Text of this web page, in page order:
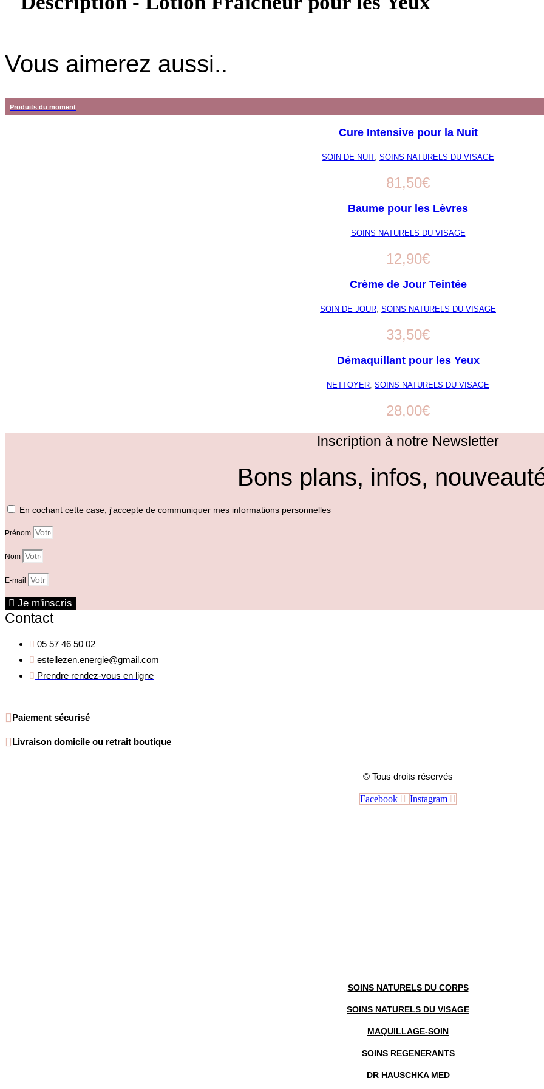
Vous aimerez aussi..
Produits du moment
Cure Intensive pour la Nuit
SOIN DE NUIT, SOINS NATURELS DU VISAGE
81,50€
Baume pour les Lèvres
SOINS NATURELS DU VISAGE
12,90€
Crème de Jour Teintée
SOIN DE JOUR SOINS NATURELS DU VISAGE
33,50€
Démaquillant pour les Yeux
NETTOYER SOINS NATURELS DU VISAGE
28,00€
Inscription à notre Newsletter
Bons plans, infos,
En cochant cette case, j'accepte de communiquer mes informations personnelles
Prénom
Nom
E-mail
Je m'inscris
Contact
05 57 46 50 02
estellezen.energie@gmail.com
Prendre rendez-vous en ligne
Paiement sécurisé
Livraison domicile ou retrait boutique
© Tous droits réservés
Facebook Instagram
SOINS NATURELS DU CORPS
SOINS NATURELS DU VISAGE
MAQUILLAGE-SOIN
SOINS REGENERANTS
DR HAUSCHKA MED